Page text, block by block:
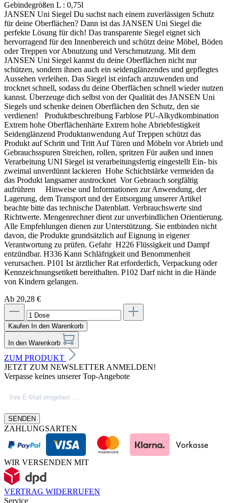
Gebindegrößen L : 0,75l
JANSEN Uni Siegel Du suchst nach einem zuverlässigen Schutz
für deine Oberflächen? Dann ist das JANSEN Uni Siegel die
perfekte Lösung für dich! Das transparente Siegel eignet sich
hervorragend für den Innenbereich und schützt deine Möbel, Böden
oder Treppen vor Abnutzung und Verschmutzung. Mit dem
JANSEN Uni Siegel kannst du deine Oberflächen nicht nur
schützen, sondern ihnen auch ein seidenglänzendes und gepflegtes
Aussehen verleihen. Das Siegel ist einfach anzuwenden und
trocknet schnell, sodass du deine Oberflächen schnell wieder nutzen
kannst. Überzeuge dich selbst von der Qualität des JANSEN Uni
Siegels und schenke deinen Oberflächen den Schutz, den sie
verdienen! Produktbeschreibung Farblose PU-Alkydkombination
Extrem hohe Oberflächenhärte Extrem hohe Abriebfestigkeit
Seidenglänzend Produktanwendung Auf Treppen schützt das
Produkt auf Schritt und Tritt Auf Türen und Möbeln vor Abrieb und
Gebrauchsspuren Streichen, rollen, spritzen Für außen und innen
Verarbeitung UNI Siegel ist verarbeitungsfertig eingestellt Ein- bis
zweimal unverdünnt lackieren Hohe Schichtstärke vermeiden da
das Produkt langsamer austrocknet Vor Gebrauch sorgfältig
aufrühren Hinweise und Informationen zur Anwendung, der
Lagerung, dem Transport und der Entsorgung unserer Artikel
beachte bitte das technische Datenblatt. Verbrauchswerte sind
Richtwerte. Mengenrechner dient zur unverbindlichen Orientierung.
Alle Empfehlungen dienen zur Unterstützung. Sie entbinden nicht
davon, die Produkte grundsätzlich auf Eignung in eigener
Verantwortung zu prüfen. Gefahr H226 Flüssigkeit und Dampf
entzündbar. H336 Kann Schläfrigkeit und Benommenheit
verursachen. P101 Ist ärztlicher Rat erforderlich, Verpackung oder
Kennzeichnungsetikett bereithalten. P102 Darf nicht in die Hände
von Kindern gelangen.
Ab 20,28 €
Kaufen In den Warenkorb
In den Warenkorb
ZUM PRODUKT
JETZT ZUM NEWSLETTER ANMELDEN!
Verpasse keines unserer Top-Angebote
SENDEN
ZAHLUNGSARTEN
WIR VERSENDEN MIT
VERTRAG WIDERRUFEN
Service